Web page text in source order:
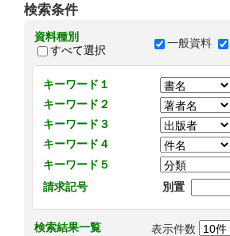
検索条件
資料種別
すべて選択
一般資料
キーワード１
キーワード２
キーワード３
キーワード４
キーワード５
請求記号
別置
検索結果一覧 表示件数